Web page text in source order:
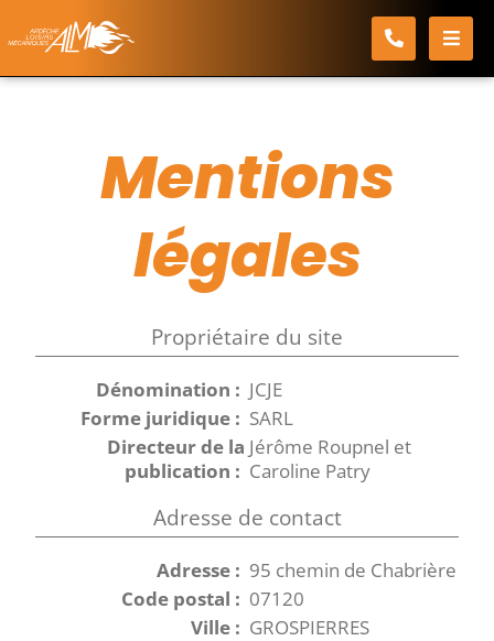
au
contenu
Accueil Mentions légales
Mentions
légales
Propriétaire du site
Dénomination : JCJE
Forme juridique : SARL
Directeur de la
publication :
Jérôme Roupnel et
Caroline Patry
Adresse de contact
Adresse : 95 chemin de Chabrière
Code postal : 07120
Ville : GROSPIERRES